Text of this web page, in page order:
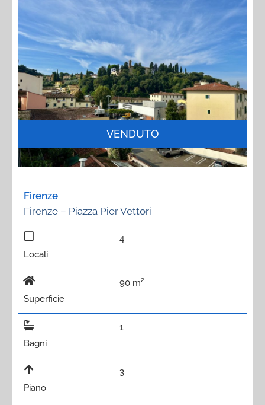
VENDUTO
Firenze
Firenze – Piazza Pier Vettori
Locali
4
Superficie
90 m²
Bagni
1
Piano
3